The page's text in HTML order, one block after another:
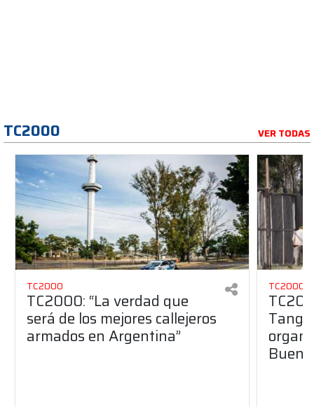
TC2000 VER TODAS
TC2000
TC2000: “La verdad que
será de los mejores callejeros
armados en Argentina”
TC2000